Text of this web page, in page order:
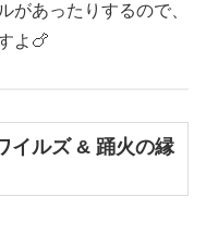
があったりするので、
よ🍗
イルズ & 踊火の縁